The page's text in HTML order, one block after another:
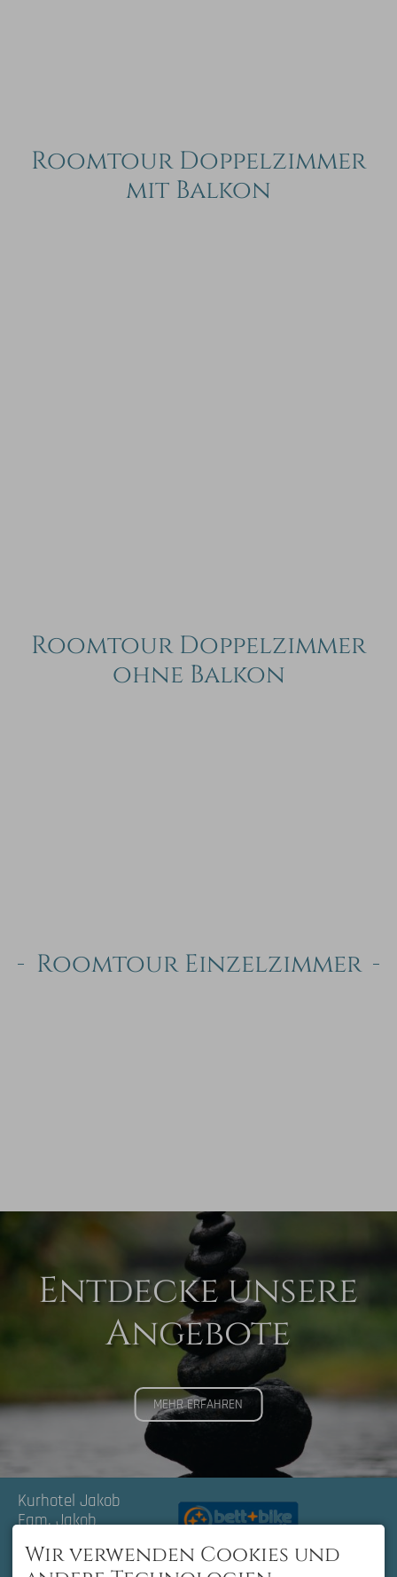
Roomtour Doppelzimmer
mit Balkon
Roomtour Doppelzimmer
ohne Balkon
Roomtour Einzelzimmer
Entdecke unsere
Angebote
MEHR ERFAHREN
Kurhotel Jakob
Fam. Jakob
Schwärzerweg 6
87629 Füssen |
Wir verwenden Cookies und